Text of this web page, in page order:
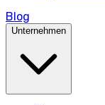
Blog
Unternehmen